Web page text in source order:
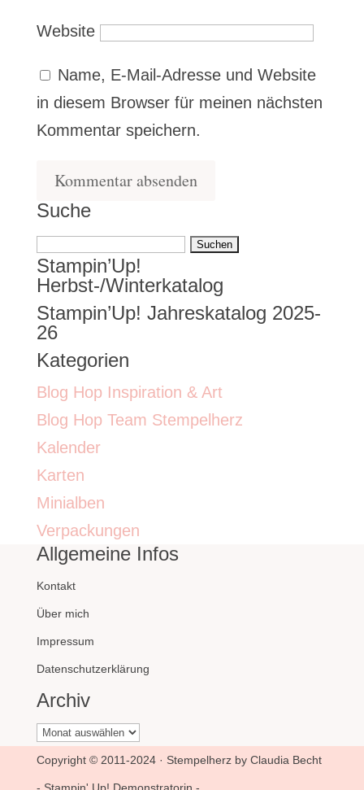
Website
Name, E-Mail-Adresse und Website
in diesem Browser für meinen nächsten
Kommentar speichern.
Suche
Suchen
nach:
Stampin’Up!
Herbst-/Winterkatalog
Stampin’Up! Jahreskatalog 2025-
26
Kategorien
Blog Hop Inspiration & Art
Blog Hop Team Stempelherz
Kalender
Karten
Minialben
Verpackungen
Allgemeine Infos
Kontakt
Über mich
Impressum
Datenschutzerklärung
Archiv
Archiv
Copyright © 2011-2024 · Stempelherz by Claudia Becht